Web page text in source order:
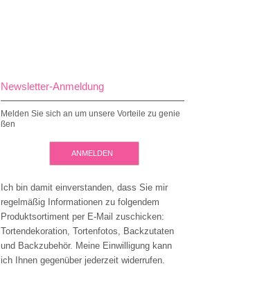
Newsletter-Anmeldung
Melden Sie sich an um unsere Vorteile zu genie
ßen
ANMELDEN
Ich bin damit einverstanden, dass Sie mir
regelmäßig Informationen zu folgendem
Produktsortiment per E-Mail zuschicken:
Tortendekoration, Tortenfotos, Backzutaten
und Backzubehör. Meine Einwilligung kann
ich Ihnen gegenüber jederzeit widerrufen.